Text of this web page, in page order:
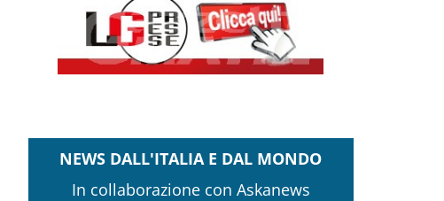
NEWS DALL'ITALIA E DAL MONDO
In collaborazione con Askanews